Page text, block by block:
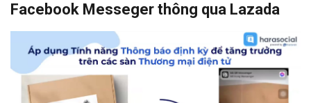
Facebook Messeger thông qua Lazada